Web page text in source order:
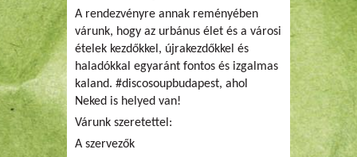
A rendezvényre annak reményében
várunk, hogy az urbánus élet és a városi
ételek kezdőkkel, újrakezdőkkel és
haladókkal egyaránt fontos és izgalmas
kaland. #discosoupbudapest, ahol
Neked is helyed van!
Várunk szeretettel:
A szervezők